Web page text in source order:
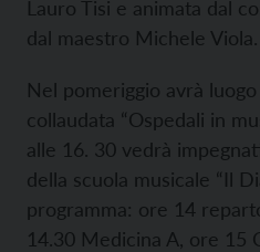
Lauro Tisi e animata dal
dal maestro Michele Viola.
Nel pomeriggio avrà
collaudata “Ospedali in
alle 16. 30 vedrà
della scuola musicale “Il
programma: ore 14
14.30 Medicina A, ore 15